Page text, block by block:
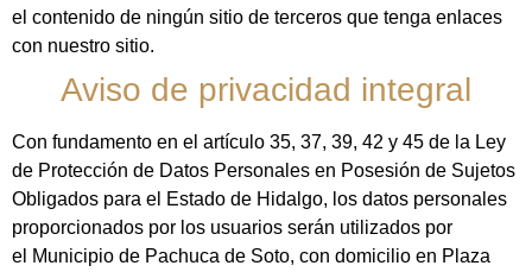
el contenido de ningún sitio de terceros que tenga enlaces
con nuestro sitio.
Aviso de privacidad integral
Con fundamento en el artículo 35, 37, 39, 42 y 45 de la Ley
de Protección de Datos Personales en Posesión de Sujetos
Obligados para el Estado de Hidalgo, los datos personales
proporcionados por los usuarios serán utilizados por
el Municipio de Pachuca de Soto, con domicilio en Plaza